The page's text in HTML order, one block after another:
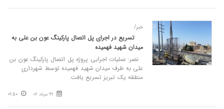
خبر/
تسریع در اجرای پل اتصال پارکینگ عون بن علی به
میدان شهید فهمیده
نصر: عملیات اجرایی پروژه پل اتصال پارکینگ عون بن
علی به طرف میدان شهید فهمیده توسط شهرداری
منطقه یک تبریز تسریع یافت.
99 مرداد 06 09:50